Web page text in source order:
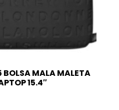
BOLSA MALA MALETA
15.4″